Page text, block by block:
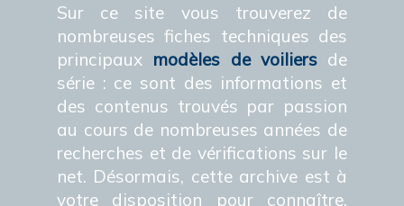
Sur ce site vous trouverez de
nombreuses fiches techniques des
principaux modèles de voiliersde
série : ce sont des informations et
des contenus trouvés par passion
au cours de nombreuses années de
recherches et de vérifications sur le
net. Désormais, cette archive est à
votre disposition pour connaître,